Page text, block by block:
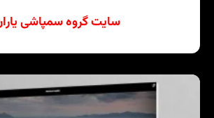
سایت گروه سمپاشی